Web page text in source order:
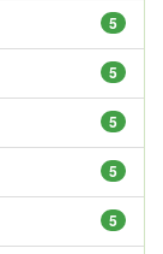
5
5
5
5
5